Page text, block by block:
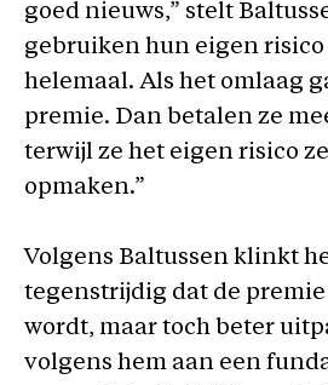
goed nieuws,” stelt
gebruiken hun eigen
helemaal. Als het omlaag
premie. Dan betalen ze
terwijl ze het eigen risico
opmaken.”
Volgens Baltussen klinkt
tegenstrijdig dat de
wordt, maar toch beter
volgens hem aan een